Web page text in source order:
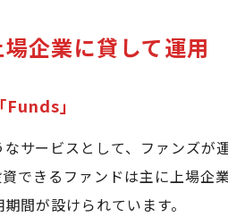
企業に貸して運用
」
サービスとして、ファンズが
できるファンドは主に上場企
間が設けられています。